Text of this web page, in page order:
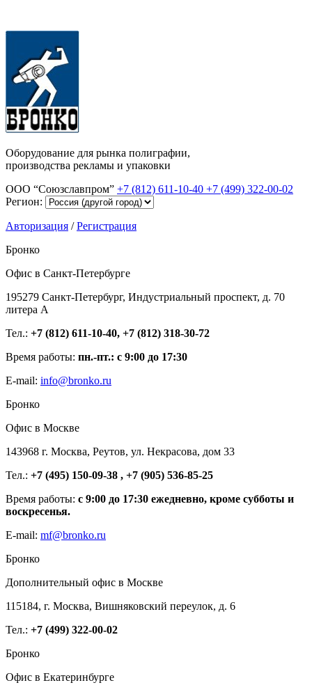
Оборудование для рынка полиграфии,
производства рекламы и упаковки
ООО “Союзславпром” +7 (812) 611-10-40 +7 (499) 322-00-02
Регион:
Авторизация /Регистрация
Бронко
Офис в Санкт-Петербурге
195279 Санкт-Петербург, Индустриальный проспект, д. 70
литера А
Тел.: +7 (812) 611-10-40, +7 (812) 318-30-72
Время работы: пн.-пт.: с 9:00 до 17:30
E-mail: info@bronko.ru
Бронко
Офис в Москве
143968 г. Москва, Реутов, ул. Некрасова, дом 33
Тел.: +7 (495) 150-09-38 , +7 (905) 536-85-25
Время работы: с 9:00 до 17:30 ежедневно, кроме субботы и
воскресенья.
E-mail: mf@bronko.ru
Бронко
Дополнительный офис в Москве
115184, г. Москва, Вишняковский переулок, д. 6
Тел.: +7 (499) 322-00-02
Бронко
Офис в Екатеринбурге